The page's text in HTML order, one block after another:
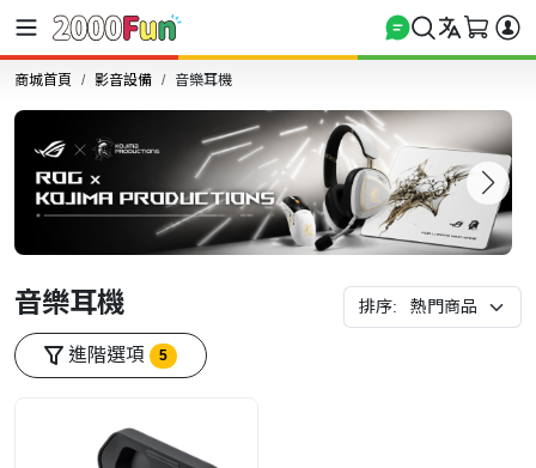
商城首頁 影音設備 音樂耳機
音樂耳機 排序:
進階選項 5